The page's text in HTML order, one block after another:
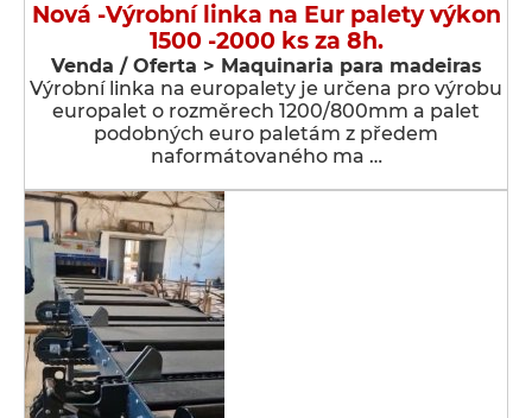
Nová -Výrobní linka na Eur palety výkon
1500 -2000 ks za 8h.
Venda / Oferta > Maquinaria para madeiras
Výrobní linka na europalety je určena pro výrobu
europalet o rozměrech 1200/800mm a palet
podobných euro paletám z předem
naformátovaného ma …